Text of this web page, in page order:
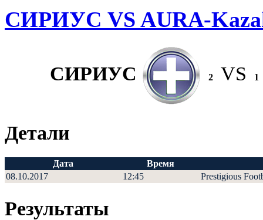
СИРИУС VS AURA-
СИРИУС 2 VS 1
Детали
Дата
Время
08.10.2017
12:45 Prestigious
Результаты